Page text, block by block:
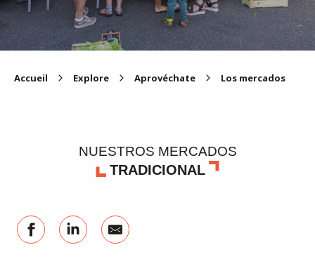
Accueil Explore Aprovéchate Los mercados
NUESTROS MERCADOS
TRADICIONAL